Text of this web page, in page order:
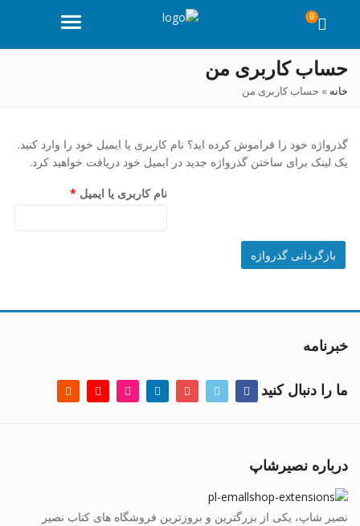
منو 0
حساب کاربری من
خانه » حساب کاربری من
گذرواژه خود را فراموش کرده اید؟ نام کاربری یا ایمیل خود را وارد کنید.
یک لینک برای ساختن گذرواژه جدید در ایمیل خود دریافت خواهید کرد.
نام کاربری یا ایمیل *الزامی
بازگردانی گذرواژه
خبرنامه
ما را دنبال کنید
درباره نصیرشاپ
نصیر شاپ، یکی از بزرگترین و بروزترین فروشگاه های کتاب نصیر